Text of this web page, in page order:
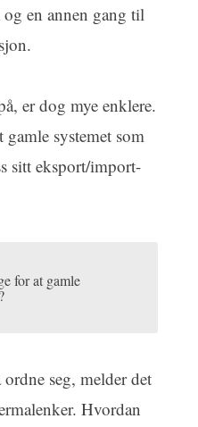
og en annen gang til
er dog mye enklere.
systemet som
sitt eksport/import-
for at gamle
seg, melder det
Hvordan